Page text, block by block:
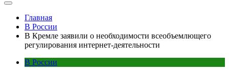
Главная
В России
В Кремле заявили о необходимости всеобъемлющего
регулирования интернет-деятельности
В России